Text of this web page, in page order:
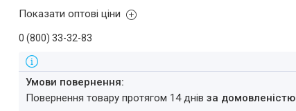
Показати оптові ціни
0 (800) 33-32-83
повернення товару протягом 14 днівза домовленістю